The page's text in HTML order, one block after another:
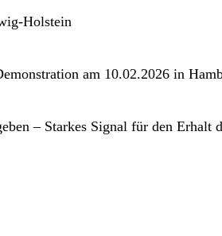
Holstein
am 10.02.2026 in
– Starkes Signal für den Erhalt